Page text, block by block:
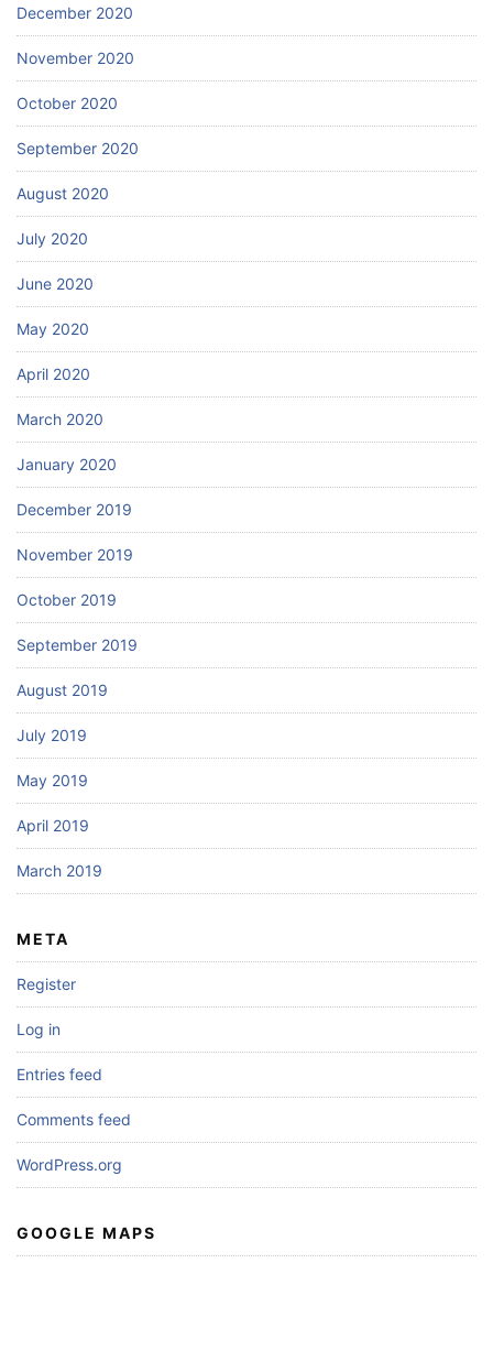
December 2020
November 2020
October 2020
September 2020
August 2020
July 2020
June 2020
May 2020
April 2020
March 2020
January 2020
December 2019
November 2019
October 2019
September 2019
August 2019
July 2019
May 2019
April 2019
March 2019
META
Register
Log in
Entries feed
Comments feed
WordPress.org
GOOGLE MAPS